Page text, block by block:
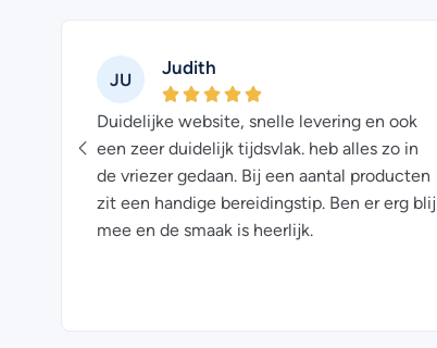
JU
Judith
Duidelijke website, snelle levering en ook
een zeer duidelijk tijdsvlak. heb alles zo in
de vriezer gedaan. Bij een aantal producten
zit een handige bereidingstip. Ben er erg blij
mee en de smaak is heerlijk.